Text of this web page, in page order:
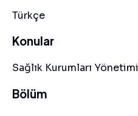
Türkçe
Konular
Sağlık Kurumları Yönetimi
Bölüm